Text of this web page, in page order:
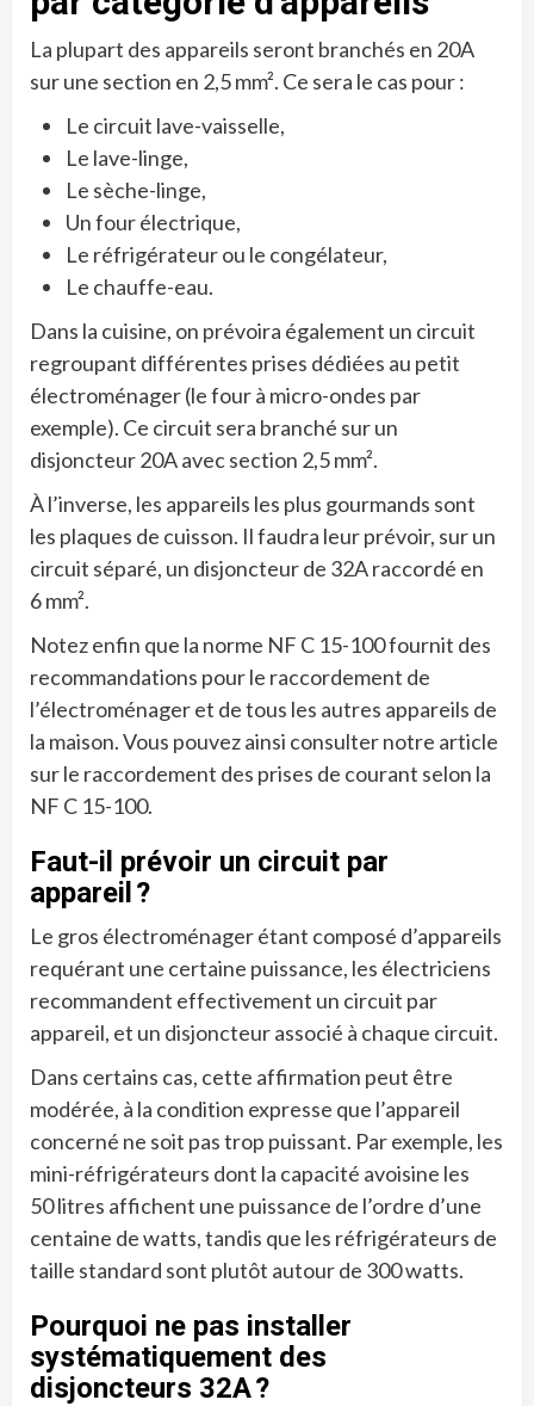
La plupart des appareils seront branchés en 20A
sur une section en 2,5 mm². Ce sera le cas pour :
Le circuit lave-vaisselle,
Le lave-linge,
Le sèche-linge,
Un four électrique,
Le réfrigérateur ou le congélateur,
Le chauffe-eau.
Dans la cuisine, on prévoira également un circuit
regroupant différentes prises dédiées au petit
électroménager (le four à micro-ondes par
exemple). Ce circuit sera branché sur un
disjoncteur 20A avec section 2,5 mm².
À l’inverse, les appareils les plus gourmands sont
les plaques de cuisson. Il faudra leur prévoir, sur un
circuit séparé, un disjoncteur de 32A raccordé en
6 mm².
Notez enfin que la norme NF C 15-100 fournit des
recommandations pour le raccordement de
l’électroménager et de tous les autres appareils de
la maison. Vous pouvez ainsi consulter notre article
sur le raccordement des prises de courant selon la
NF C 15-100.
Faut-il prévoir un circuit par
appareil ?
Le gros électroménager étant composé d’appareils
requérant une certaine puissance, les électriciens
recommandent effectivement un circuit par
appareil, et un disjoncteur associé à chaque circuit.
Dans certains cas, cette affirmation peut être
modérée, à la condition expresse que l’appareil
concerné ne soit pas trop puissant. Par exemple, les
mini-réfrigérateurs dont la capacité avoisine les
50 litres affichent une puissance de l’ordre d’une
centaine de watts, tandis que les réfrigérateurs de
taille standard sont plutôt autour de 300 watts.
Pourquoi ne pas installer
systématiquement des
disjoncteurs 32A ?